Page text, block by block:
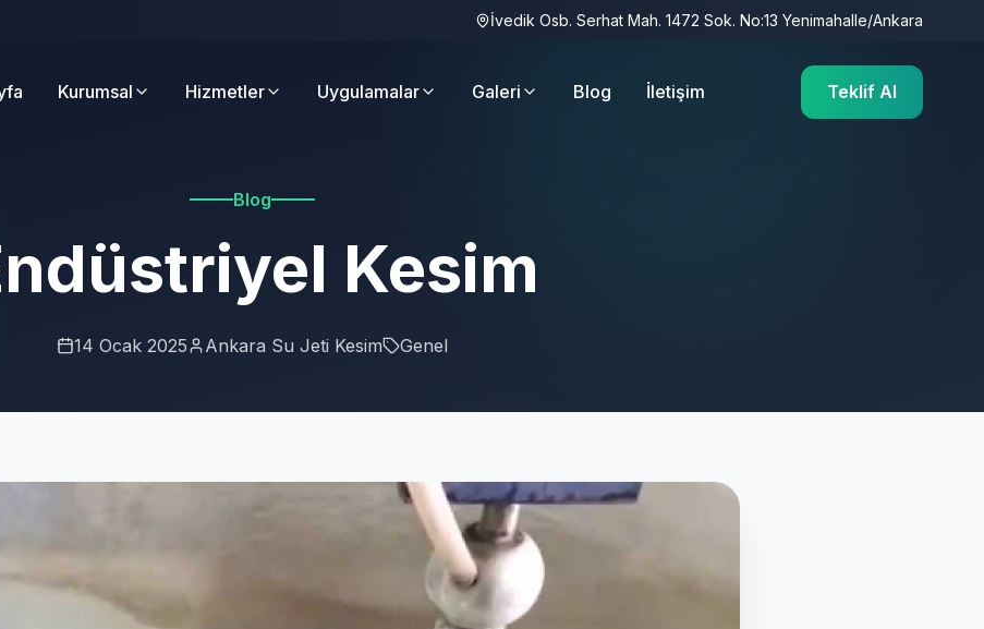
İvedik Osb. Serhat Mah. 1472 Sok. No:13 Yenimahalle/Ankara
Kurumsal Hizmetler Uygulamalar Galeri Blog İletişim Teklif Al
Blog
Kesim
14 Ocak 2025 Ankara Su Jeti Kesim Genel